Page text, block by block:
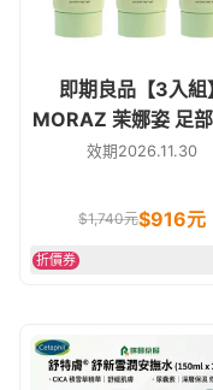
即期良品【3入組】
MORAZ 茉娜姿 足
霜 專業版 50ml
效期2026.11.30
$1,740元$916元
折價券